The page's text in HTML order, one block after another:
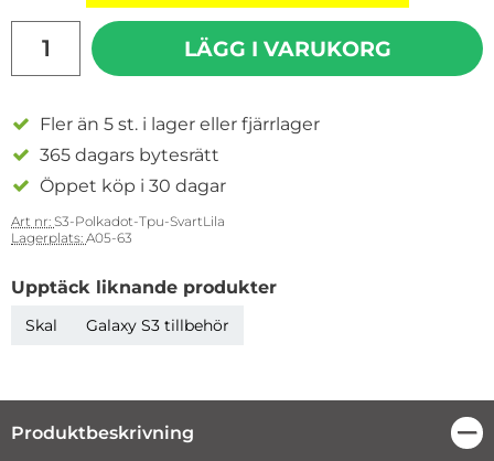
LÄGG I VARUKORG
Fler än 5 st. i lager eller fjärrlager
365 dagars bytesrätt
Öppet köp i 30 dagar
Art nr: S3-Polkadot-Tpu-SvartLila
Lagerplats: A05-63
Upptäck liknande produkter
Skal Galaxy S3 tillbehör
Produktbeskrivning